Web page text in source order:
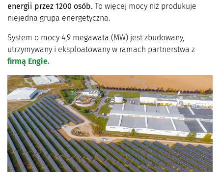
energii przez 1200 osób. To więcej mocy niż produkuje
niejedna grupa energetyczna.
System o mocy 4,9 megawata (MW) jest zbudowany,
utrzymywany i eksploatowany w ramach partnerstwa z
firmą Engie.